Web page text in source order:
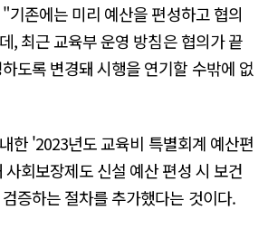
기존에는 미리 예산을 편성하고 협의
, 최근 교육부 운영 방침은 협의가 끝
도록 변경돼 시행을 연기할 수밖에 없
한 '2023년도 교육비 특별회계 예산편
회보장제도 신설 예산 편성 시 보건
증하는 절차를 추가했다는 것이다.